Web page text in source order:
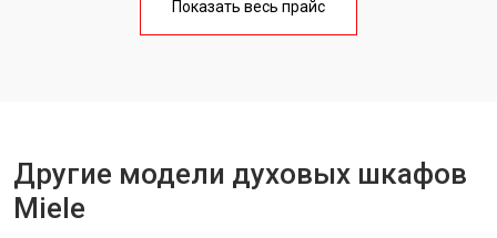
Показать весь прайс
Другие модели духовых шкафов
Miele